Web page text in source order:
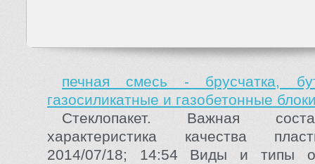
печная смесь - брусчатка,
газосиликатные и газобетонные
Стеклопакет. Важная
характеристика качества
2014/07/18; 14:54 Виды и типы